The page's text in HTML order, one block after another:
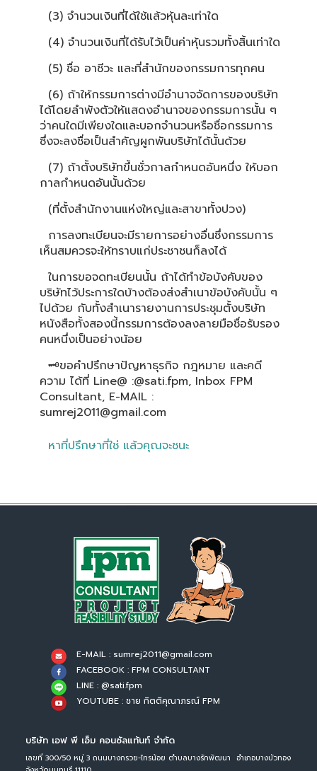
(3) จำนวนเงินที่ได้ใช้แล้วหุ้นละเท่าใด
(4) จำนวนเงินที่ได้รับไว้เป็นค่าหุ้นรวมทั้งสิ้นเท่าใด
(5) ชื่อ อาชีวะ และที่สำนักของกรรมการทุกคน
(6) ถ้าให้กรรมการต่างมีอำนาจจัดการของบริษัท
ได้โดยลำพังตัวให้แสดงอำนาจของกรรมการนั้น ๆ
ว่าคนใดมีเพียงใดและบอกจำนวนหรือชื่อกรรมการ
ซึ่งจะลงชื่อเป็นสำคัญผูกพันบริษัทได้นั้นด้วย
(7) ถ้าตั้งบริษัทขึ้นชั่วกาลกำหนดอันหนึ่ง ให้บอก
กาลกำหนดอันนั้นด้วย
(ที่ตั้งสำนักงานแห่งใหญ่และสาขาทั้งปวง)
การลงทะเบียนจะมีรายการอย่างอื่นซึ่งกรรมการ
เห็นสมควรจะให้ทราบแก่ประชาชนก็ลงได้
ในการขอจดทะเบียนนั้น ถ้าได้ทำข้อบังคับของ
บริษัทไว้ประการใดบ้างต้องส่งสำเนาข้อบังคับนั้น ๆ
ไปด้วย กับทั้งสำเนารายงานการประชุมตั้งบริษัท
หนังสือทั้งสองนี้กรรมการต้องลงลายมือชื่อรับรอง
คนหนึ่งเป็นอย่างน้อย
🗝ขอคำปรึกษาปัญหาธุรกิจ กฎหมาย และคดี
ความ ได้ที่ Line@ :@sati.fpm, Inbox FPM
Consultant, E-MAIL :
sumrej2011@gmail.com
หาที่ปรึกษาที่ใช่ แล้วคุณจะชนะ
E-MAIL : sumrej2011@gmail.com
FACEBOOK : FPM CONSULTANT
LINE : @sati.fpm
YOUTUBE : ชาย กิตติคุณาภรณ์ FPM
บริษัท เอฟ พี เอ็ม คอนซัลแท้นท์ จำกัด
เลขที่ 300/50 หมู่ 3 ถนนบางกรวย-ไทรน้อย ตำบลบางรักพัฒนา อำเภอบางบัวทอง